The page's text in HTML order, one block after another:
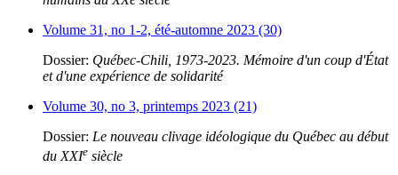
Volume 31, no 1-2, été-automne 2023 (30)
Dossier: Québec-Chili, 1973-2023. Mémoire d'un coup d'État
et d'une expérience de solidarité
Volume 30, no 3, printemps 2023 (21)
Dossier: Le nouveau clivage idéologique du Québec au début
du XXIe siècle